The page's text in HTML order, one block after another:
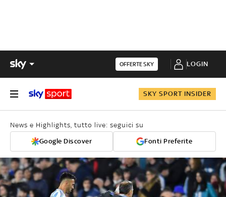
OFFERTE SKY LOGIN
SKY SPORT INSIDER
News e Highlights, tutto live: seguici su
Google Discover Fonti Preferite